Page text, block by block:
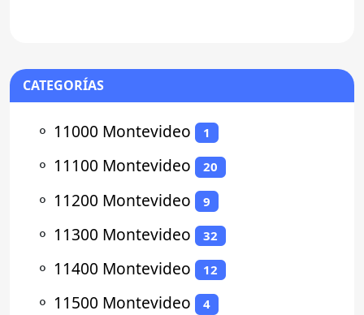
CATEGORÍAS
⚬ 11000 Montevideo 1
⚬ 11100 Montevideo 20
⚬ 11200 Montevideo 9
⚬ 11300 Montevideo 32
⚬ 11400 Montevideo 12
⚬ 11500 Montevideo 4